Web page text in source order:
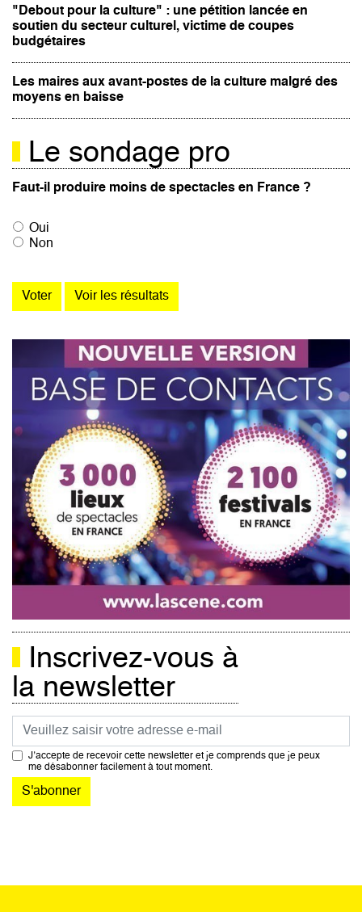
"Debout pour la culture" : une pétition lancée en
soutien du secteur culturel, victime de coupes
budgétaires
Les maires aux avant-postes de la culture malgré des
moyens en baisse
Le sondage pro
Faut-il produire moins de spectacles en France ?
Oui
Non
Inscrivez-vous à
la newsletter
Courriel
J’accepte de recevoir cette newsletter et je comprends que je peux
me désabonner facilement à tout moment.